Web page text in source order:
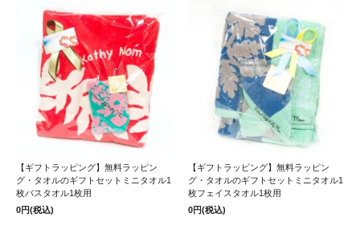
【ギフトラッピング】無料ラッピン
グ・タオルのギフトセットミニタオル1
枚バスタオル1枚用
0円(税込)
【ギフトラッピング】無料ラッピン
グ・タオルのギフトセットミニタオル1
枚フェイスタオル1枚用
0円(税込)